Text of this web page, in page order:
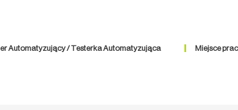
Automatyzujący / Testerka Automatyzująca Miejsce